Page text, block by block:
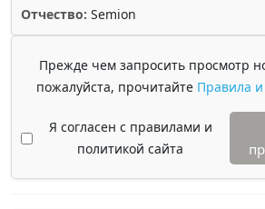
Отчество: Semion
Прежде чем запросить просмотр
пожалуйста, прочитайте Правила и
Я согласен с правилами и
политикой сайта